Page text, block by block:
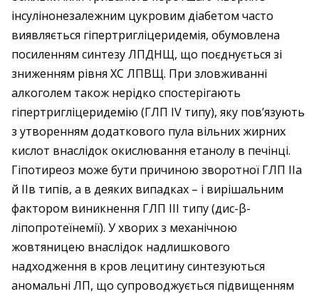
інсулінонезалежним цукровим діабетом часто
виявляється гіпертригліцеридемія, обумовлена
посиленням синтезу ЛПДНЩ, що поєднується зі
зниженням рівня ХС ЛПВЩ. При зловживанні
алкоголем також нерідко спостерігають
гіпертригліцеридемію (ГЛП IV типу), яку пов’язують
з утворенням додаткового пула вільних жирних
кислот внаслідок окислювання етанолу в печінці.
Гіпотиреоз може бути причиною зворотної ГЛП ІІа
й ІІв типів, а в деяких випадках – і вирішальним
фактором виникнення ГЛП III типу (дис-β-
ліпопротеїнемії). У хворих з механічною
жовтяницею внаслідок надлишкового
надходження в кров лецитину синтезуються
аномальні ЛП, що супроводжується підвищенням